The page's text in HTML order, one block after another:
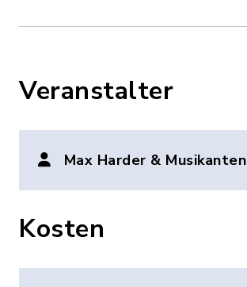
Veranstalter
Max Harder & Musikanten
Kosten